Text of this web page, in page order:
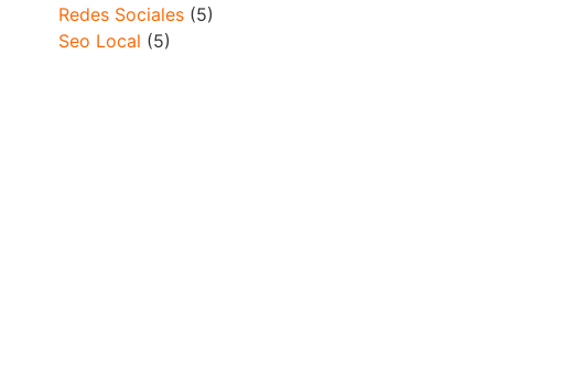
Redes Sociales(5)
Seo Local (5)